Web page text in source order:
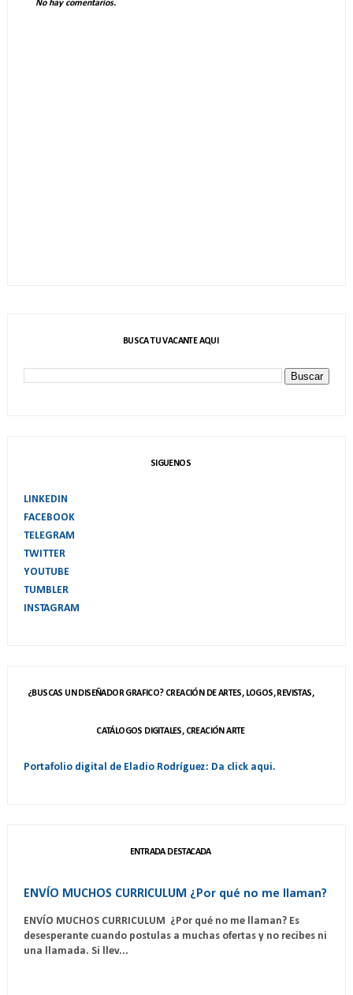
No hay comentarios.
BUSCA TU VACANTE AQUI
SIGUENOS
LINKEDIN
FACEBOOK
TELEGRAM
TWITTER
YOUTUBE
TUMBLER
INSTAGRAM
¿BUSCAS UN DISEÑADOR GRAFICO? CREACIÓN DE ARTES, LOGOS, REVISTAS,
CATÁLOGOS DIGITALES, CREACIÓN ARTE
Portafolio digital de Eladio Rodríguez: Da click aqui.
ENTRADA DESTACADA
ENVÍO MUCHOS CURRICULUM ¿Por qué no me llaman?
ENVÍO MUCHOS CURRICULUM ¿Por qué no me llaman? Es
desesperante cuando postulas a muchas ofertas y no recibes ni
una llamada. Si llev...